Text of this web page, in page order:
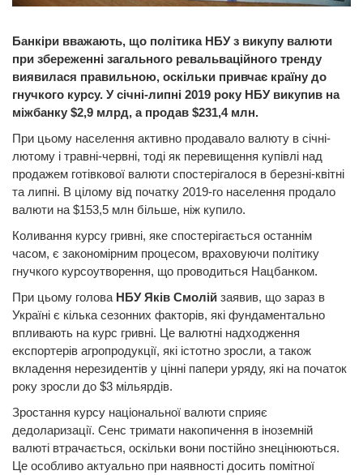
Банкіри вважають, що політика НБУ з викупу валюти
при збереженні загального ревальваційного тренду
виявилася правильною, оскільки привчає країну до
гнучкого курсу. У січні-липні 2019 року НБУ викупив на
міжбанку $2,9 млрд, а продав $231,4 млн.
При цьому населення активно продавало валюту в січні-
лютому і травні-червні, тоді як перевищення купівлі над
продажем готівкової валюти спостерігалося в березні-квітні
та липні. В цілому від початку 2019-го населення продало
валюти на $153,5 млн більше, ніж купило.
Коливання курсу гривні, яке спостерігається останнім
часом, є закономірним процесом, враховуючи політику
гнучкого курсоутворення, що проводиться Нацбанком.
При цьому голова НБУ Яків Смолій заявив, що зараз в
Україні є кілька сезонних факторів, які фундаментально
впливають на курс гривні. Це валютні надходження
експортерів агропродукції, які істотно зросли, а також
вкладення нерезидентів у цінні папери уряду, які на початок
року зросли до $3 мільярдів.
Зростання курсу національної валюти сприяє
дедоларизації. Сенс тримати накопичення в іноземній
валюті втрачається, оскільки вони постійно знецінюються.
Це особливо актуально при наявності досить помітної